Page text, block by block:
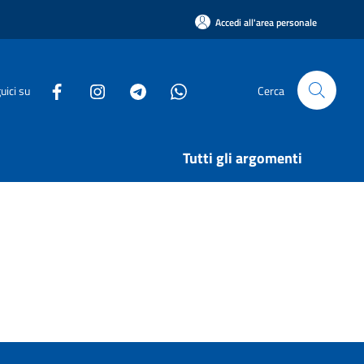
Accedi all'area personale
su Cerca
Tutti gli argomenti